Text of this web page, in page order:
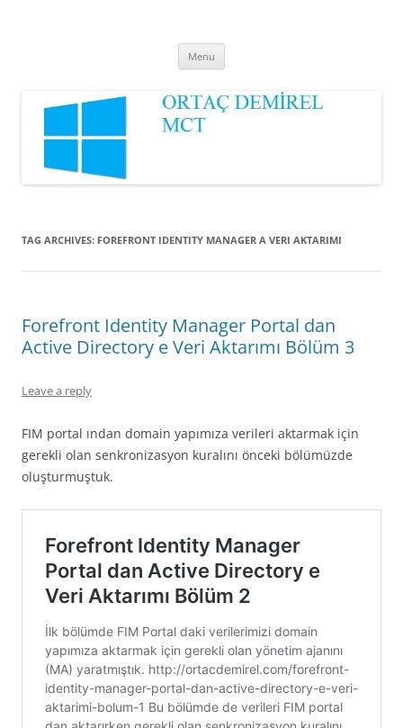
Menu
TAG ARCHIVES: FOREFRONT IDENTITY MANAGER A VERI AKTARIMI
Forefront Identity Manager Portal dan
Active Directory e Veri Aktarımı Bölüm 3
Leave a reply
FIM portal ından domain yapımıza verileri aktarmak için
gerekli olan senkronizasyon kuralını önceki bölümüzde
oluşturmuştuk.